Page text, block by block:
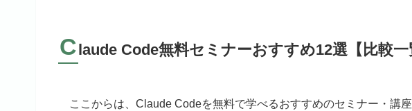
Claude Code無料セミナーおすすめ12選【比較一
ここからは、Claude Codeを無料で学べるおすすめのセミナー・講